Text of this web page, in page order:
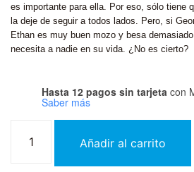
es importante para ella. Por eso, sólo tiene
la deje de seguir a todos lados. Pero, si
Ethan es muy buen mozo y besa
necesita a nadie en su vida. ¿No es cierto?
Hasta 12 pagos sin tarjeta con
Saber más
Añadir al carrito